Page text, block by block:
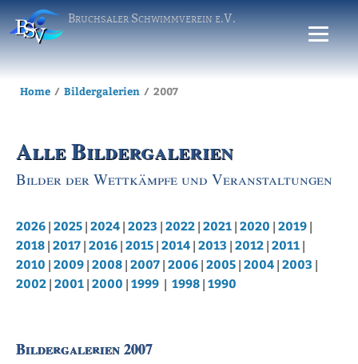
Bruchsaler Schwimmverein e.V.
Home Bildergalerien 2007
Alle Bildergalerien
Bilder der Wettkämpfe und Veranstaltungen
2026 | 2025 | 2024 | 2023 | 2022 | 2021 | 2020 | 2019 |
2018 | 2017 | 2016 | 2015 | 2014 | 2013 | 2012 | 2011 |
2010 | 2009 | 2008 | 2007 | 2006 | 2005 | 2004 | 2003 |
2002 | 2001 | 2000 | 1999 | 1998 | 1990
Bildergalerien 2007